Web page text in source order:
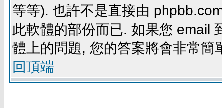
等等). 也許不是直接由
此軟體的部份而已. 如果您 email
體上的問題, 您的答案將會非常簡
回頂端